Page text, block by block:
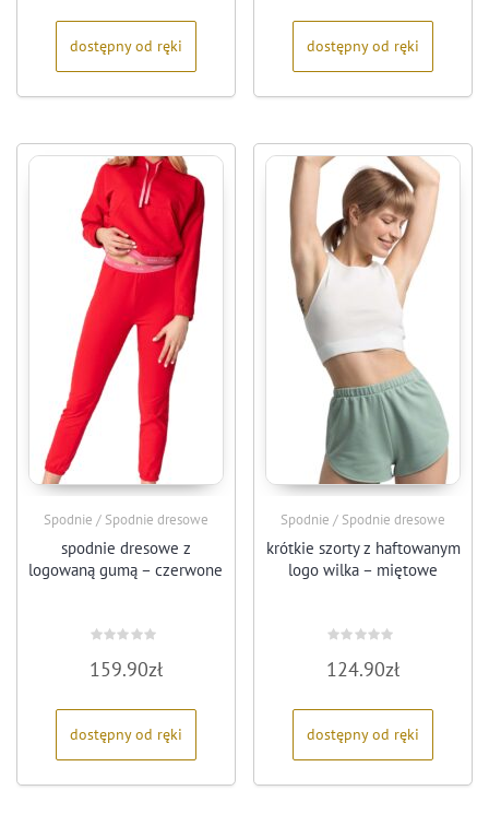
dostępny od ręki dostępny od ręki
Spodnie / Spodnie dresowe
spodnie dresowe z
logowaną gumą – czerwone
0
na
159.90zł
dostępny od ręki
Spodnie / Spodnie dresowe
krótkie szorty z haftowanym
logo wilka – miętowe
0
na
124.90zł
dostępny od ręki